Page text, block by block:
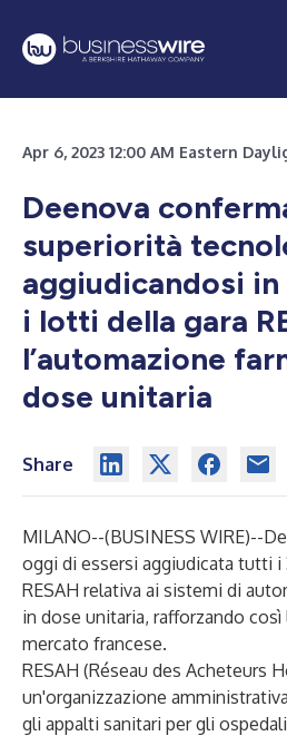
Apr 6, 2023 12:00 AM Eastern
Deenova
superiorità
aggiudicandosi
i lotti della gara
l’automazione
dose unitaria
Share
MILANO--(BUSINESS WIRE)--
oggi di essersi aggiudicata tutti
RESAH relativa ai sistemi di
in dose unitaria, rafforzando
mercato francese.
RESAH (Réseau des Acheteurs
un'organizzazione
gli appalti sanitari per gli